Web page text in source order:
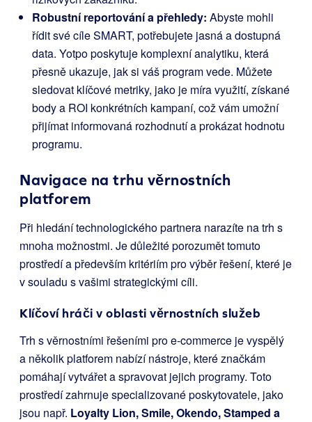
Robustní reportování a přehledy: Abyste mohli
řídit své cíle SMART, potřebujete jasná a dostupná
data. Yotpo poskytuje komplexní analytiku, která
přesně ukazuje, jak si váš program vede. Můžete
sledovat klíčové metriky, jako je míra využití, získané
body a ROI konkrétních kampaní, což vám umožní
přijímat informovaná rozhodnutí a prokázat hodnotu
programu.
Navigace na trhu věrnostních
platforem
Při hledání technologického partnera narazíte na trh s
mnoha možnostmi. Je důležité porozumět tomuto
prostředí a především kritériím pro výběr řešení, které je
v souladu s vašimi strategickými cíli.
Klíčoví hráči v oblasti věrnostních služeb
Trh s věrnostními řešeními pro e-commerce je vyspělý
a několik platforem nabízí nástroje, které značkám
pomáhají vytvářet a spravovat jejich programy. Toto
prostředí zahrnuje specializované poskytovatele, jako
jsou např. Loyalty Lion, Smile, Okendo, Stamped a